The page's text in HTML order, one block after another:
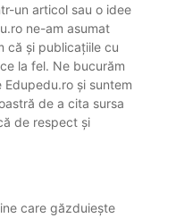
un articol sau o idee
ne-am asumat
că și publicațiile cu
la fel. Ne bucurăm
și suntem
de a cita sursa
de respect și
care găzduiește